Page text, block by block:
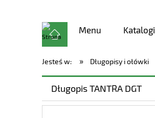
Menu Katalogi
Jesteś w: » Długopisy i ołówki
Długopis TANTRA DGT